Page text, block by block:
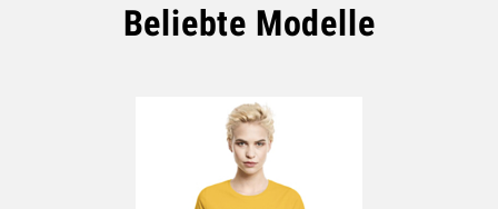
Beliebte Modelle